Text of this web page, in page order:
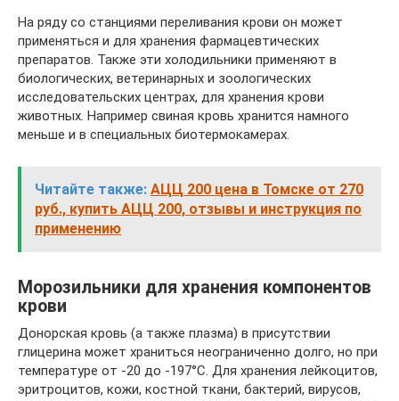
На ряду со станциями переливания крови он может
применяться и для хранения фармацевтических
препаратов. Также эти холодильники применяют в
биологических, ветеринарных и зоологических
исследовательских центрах, для хранения крови
животных. Например свиная кровь хранится намного
меньше и в специальных биотермокамерах.
Читайте также: АЦЦ 200 цена в Томске от 270
руб., купить АЦЦ 200, отзывы и инструкция по
применению
Морозильники для хранения компонентов
крови
Донорская кровь (а также плазма) в присутствии
глицерина может храниться неограниченно долго, но при
температуре от -20 до -197°С. Для хранения лейкоцитов,
эритроцитов, кожи, костной ткани, бактерий, вирусов,